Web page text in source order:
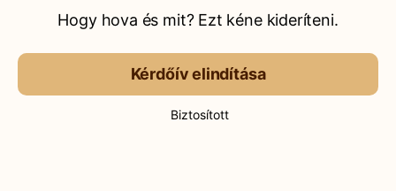
Hogy hova és mit? Ezt kéne kideríteni.
Kérdőív elindítása
Biztosított